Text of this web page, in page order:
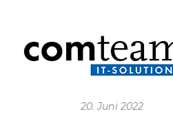
20. Juni 2022